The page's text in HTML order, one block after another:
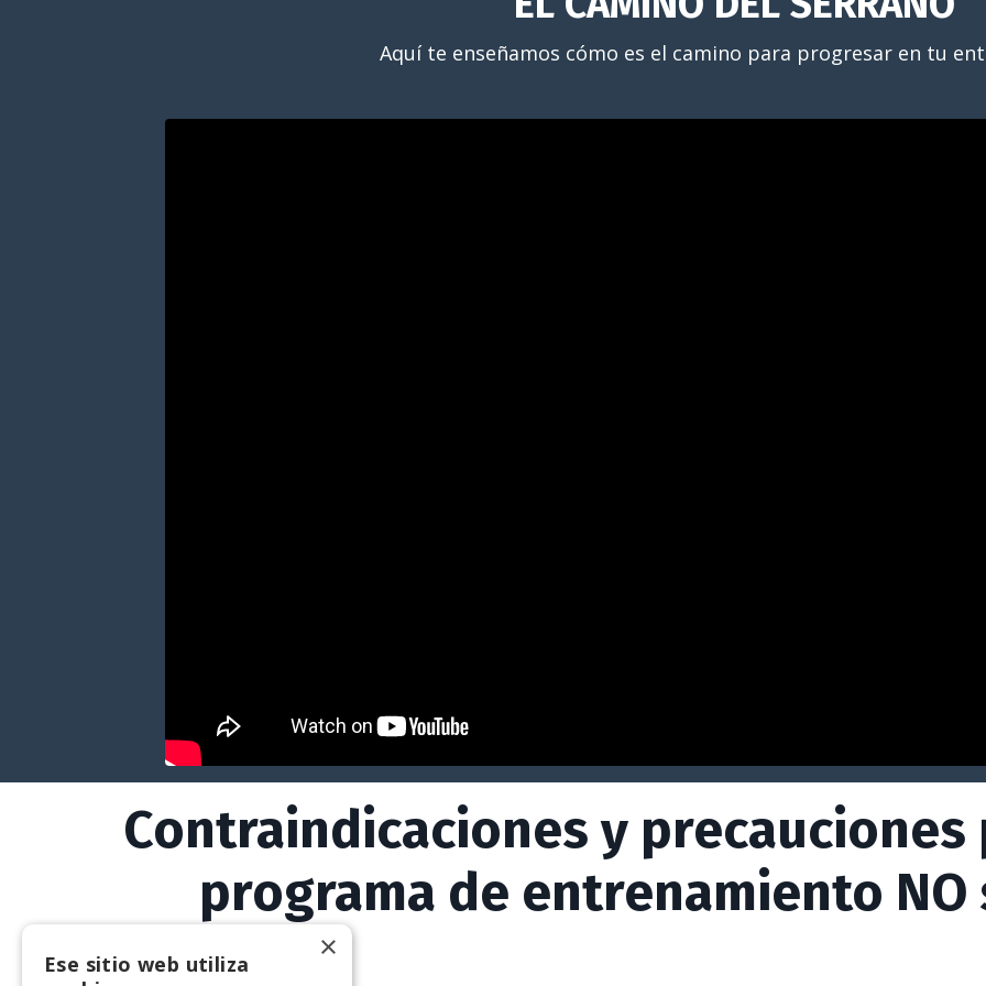
Aquí te enseñamos cómo es el camino para progresar en tu
Contraindicaciones y precauciones
programa de entrenamiento
×
Ese sitio web utiliza